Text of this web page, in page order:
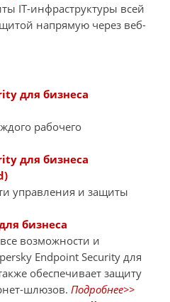
IT-инфраструктуры всей
напрямую через веб-
для бизнеса
рабочего
для бизнеса
управления и защиты
бизнеса
возможности и
Endpoint Security для
обеспечивает защиту
шлюзов. Подробнее>>